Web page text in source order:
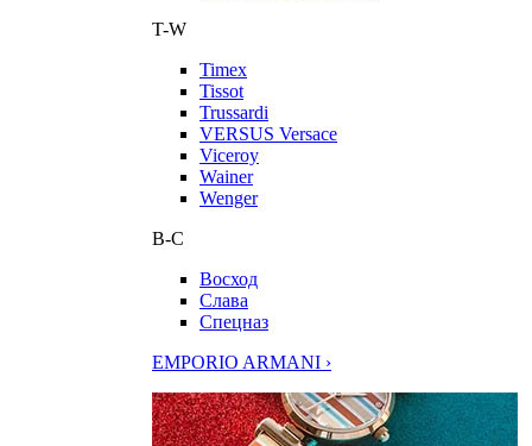
T-W
Timex
Tissot
Trussardi
VERSUS Versace
Viceroy
Wainer
Wenger
В-С
Восход
Слава
Спецназ
EMPORIO ARMANI ›